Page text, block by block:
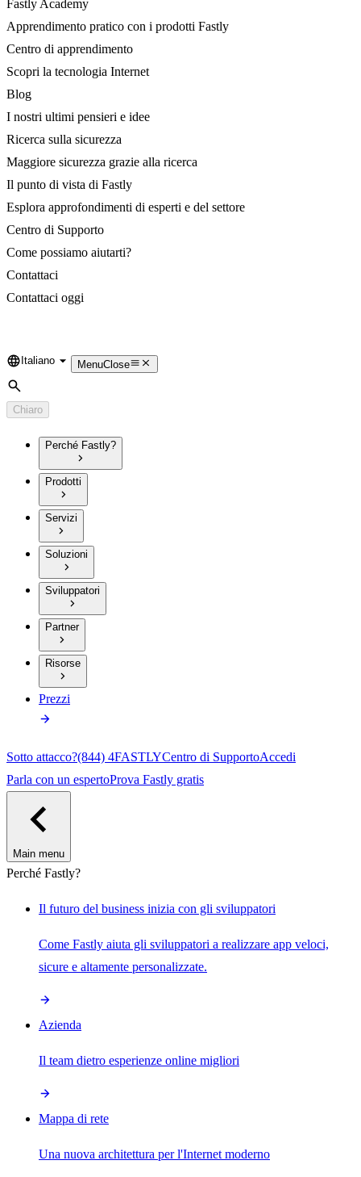
Fastly Academy
Apprendimento pratico con i prodotti Fastly
Centro di apprendimento
Scopri la tecnologia Internet
Blog
I nostri ultimi pensieri e idee
Ricerca sulla sicurezza
Maggiore sicurezza grazie alla ricerca
Il punto di vista di Fastly
Esplora approfondimenti di esperti e del settore
Centro di Supporto
Come possiamo aiutarti?
Contattaci
Contattaci oggi
Language
Italiano MenuClose
Cerca
Chiaro
Perché Fastly?
Prodotti
Servizi
Soluzioni
Sviluppatori
Partner
Risorse
Prezzi
Sotto attacco?(844) 4FASTLYCentro di SupportoAccedi
Parla con un espertoProva Fastly gratis
Main menu
Perché Fastly?
Il futuro del business inizia con gli sviluppatori
Come Fastly aiuta gli sviluppatori a realizzare app veloci,
sicure e altamente personalizzate.
Azienda
Il team dietro esperienze online migliori
Mappa di rete
Una nuova architettura per l'Internet moderno